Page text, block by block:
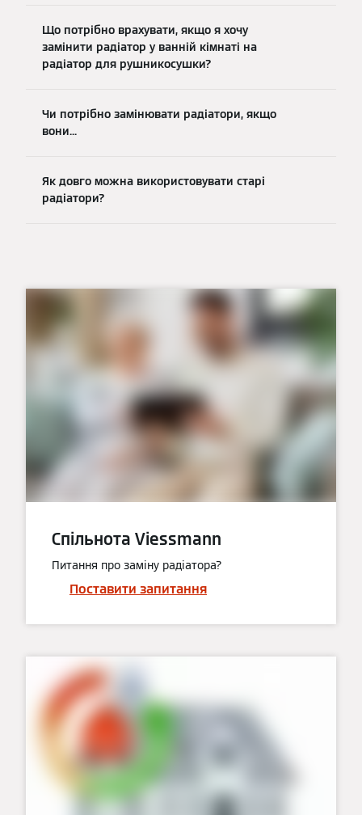
Що потрібно врахувати, якщо я хочу
замінити радіатор у ванній кімнаті на
радіатор для рушникосушки?
Чи потрібно замінювати радіатори, якщо
вони...
Як довго можна використовувати старі
радіатори?
Спільнота Viessmann
Питання про заміну радіатора?
Поставити запитання